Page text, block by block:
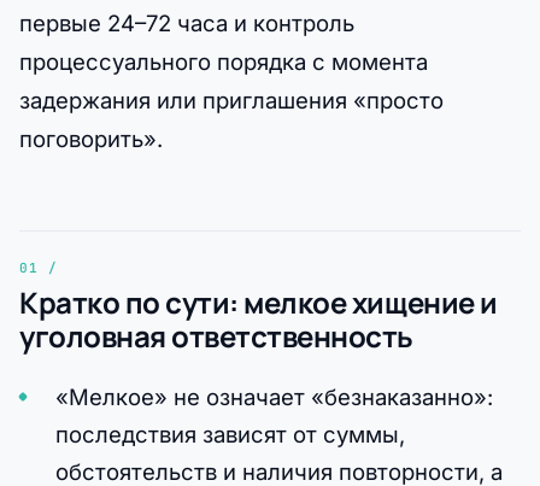
первые 24–72 часа и контроль
процессуального порядка с момента
задержания или приглашения «просто
поговорить».
Кратко по сути: мелкое хищение и
уголовная ответственность
«Мелкое» не означает «безнаказанно»:
последствия зависят от суммы,
обстоятельств и наличия повторности, а